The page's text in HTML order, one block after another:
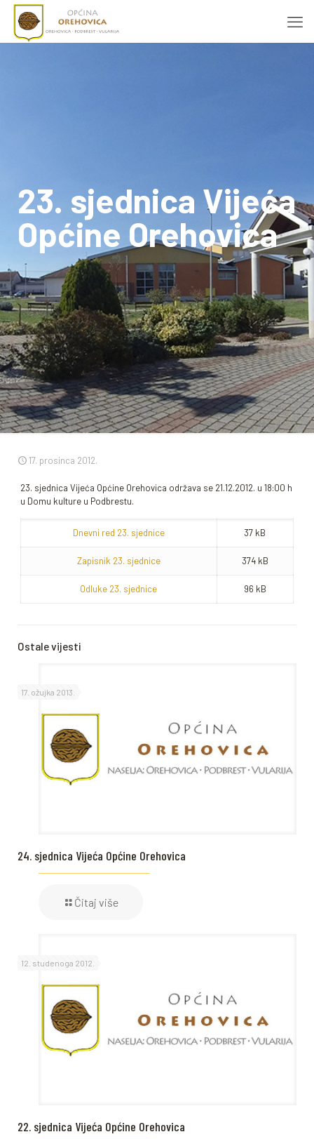
23. sjednica Vijeća
Općine Orehovica
17. prosinca 2012.
23. sjednica Vijeća Općine Orehovica održava se 21.12.2012. u 18:00 h
u Domu kulture u Podbrestu.
Dnevni red 23. sjednice 37 kB
Zapisnik 23. sjednice 374 kB
Odluke 23. sjednice 96 kB
Ostale vijesti
17. ožujka 2013.
24. sjednica Vijeća Općine Orehovica
Čitaj više
12. studenoga 2012.
22. sjednica Vijeća Općine Orehovica